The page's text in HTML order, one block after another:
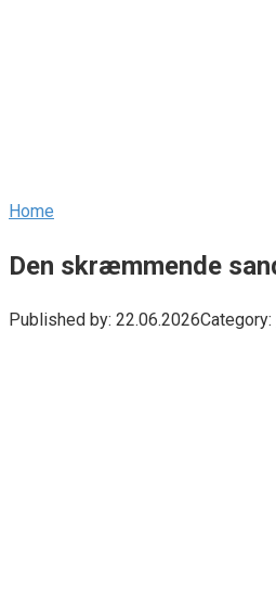
Home
Den skræmmende
Published by: 22.06.2026Category: